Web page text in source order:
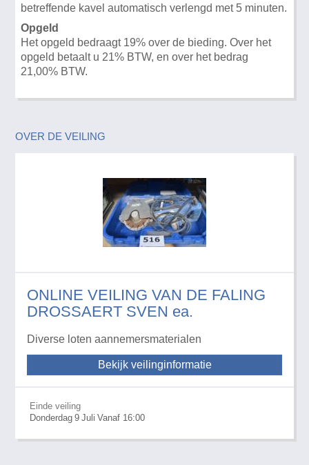
betreffende kavel automatisch verlengd met 5 minuten.
Opgeld
Het opgeld bedraagt 19% over de bieding. Over het
opgeld betaalt u 21% BTW, en over het bedrag
21,00% BTW.
OVER DE VEILING
ONLINE VEILING VAN DE FALING
DROSSAERT SVEN ea.
Diverse loten aannemersmaterialen
Bekijk veilinginformatie
Einde veiling
Donderdag 9 Juli Vanaf 16:00